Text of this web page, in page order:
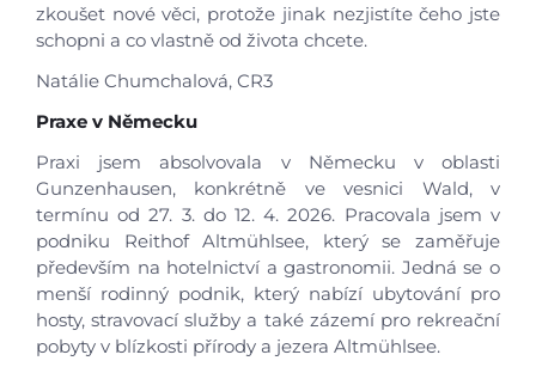
zkoušet nové věci, protože jinak nezjistíte čeho jste
schopni a co vlastně od života chcete.
Natálie Chumchalová, CR3
Praxe v Německu
Praxi jsem absolvovala v Německu v oblasti
Gunzenhausen, konkrétně ve vesnici Wald, v
termínu od 27. 3. do 12. 4. 2026. Pracovala jsem v
podniku Reithof Altmühlsee, který se zaměřuje
především na hotelnictví a gastronomii. Jedná se o
menší rodinný podnik, který nabízí ubytování pro
hosty, stravovací služby a také zázemí pro rekreační
pobyty v blízkosti přírody a jezera Altmühlsee.